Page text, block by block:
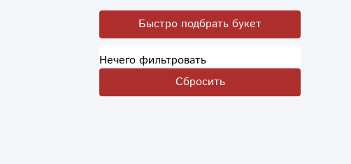
Быстро подбрать букет
Нечего фильтровать
Сбросить